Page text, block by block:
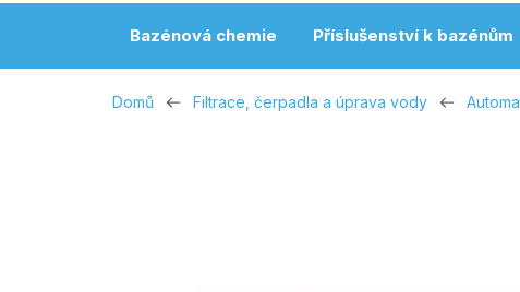
Bazénová chemie Příslušenství k bazénům
Domů Filtrace, čerpadla a úprava vody